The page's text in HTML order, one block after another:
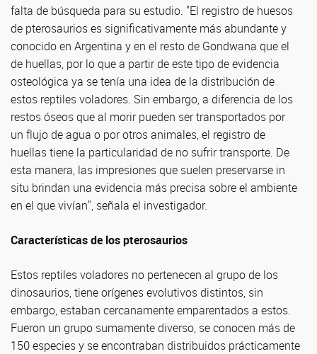
falta de búsqueda para su estudio. "El registro de huesos
de pterosaurios es significativamente más abundante y
conocido en Argentina y en el resto de Gondwana que el
de huellas, por lo que a partir de este tipo de evidencia
osteológica ya se tenía una idea de la distribución de
estos reptiles voladores. Sin embargo, a diferencia de los
restos óseos que al morir pueden ser transportados por
un flujo de agua o por otros animales, el registro de
huellas tiene la particularidad de no sufrir transporte. De
esta manera, las impresiones que suelen preservarse in
situ brindan una evidencia más precisa sobre el ambiente
en el que vivían", señala el investigador.
Características de los pterosaurios
Estos reptiles voladores no pertenecen al grupo de los
dinosaurios, tiene orígenes evolutivos distintos, sin
embargo, estaban cercanamente emparentados a estos.
Fueron un grupo sumamente diverso, se conocen más de
150 especies y se encontraban distribuidos prácticamente